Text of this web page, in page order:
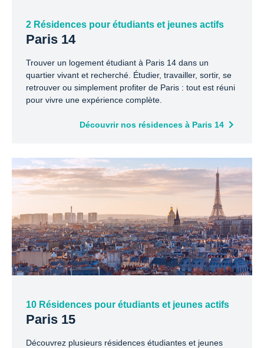
2 Résidences pour étudiants et jeunes actifs
Paris 14
Trouver un logement étudiant à Paris 14 dans un
quartier vivant et recherché. Étudier, travailler, sortir, se
retrouver ou simplement profiter de Paris : tout est réuni
pour vivre une expérience complète.
Découvrir nos résidences à Paris 14
10 Résidences pour étudiants et jeunes actifs
Paris 15
Découvrez plusieurs résidences étudiantes et jeunes